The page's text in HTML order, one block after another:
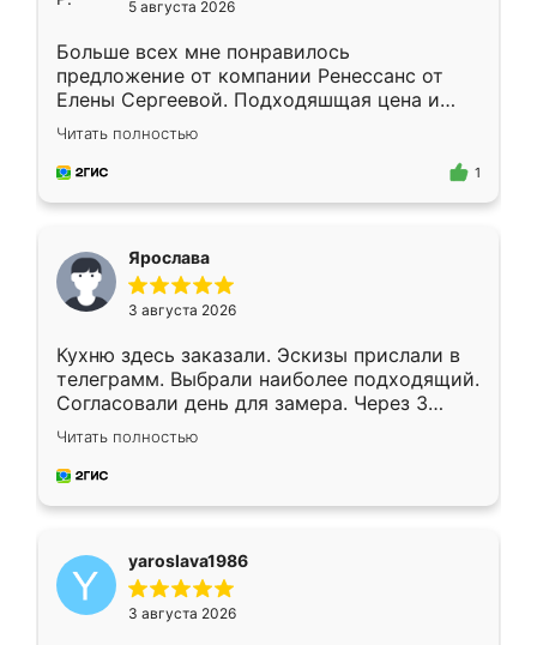
5 августа 2026
Больше всех мне понравилось
предложение от компании Ренессанс от
Елены Сергеевой. Подходяшщая цена и
короткие сроки изготовления. Приехавший
для замера сотрудник Владислав
предложил по моему эскизу самый
Читать полностью
1
Ярослава
3 августа 2026
Кухню здесь заказали. Эскизы прислали в
телеграмм. Выбрали наиболее подходящий.
Согласовали день для замера. Через 3
недели кухня была уже готова. Остались
довольны работой. Спасибо Ренессанс
мебель за качественную работу!
Читать полностью
yaroslava1986
3 августа 2026